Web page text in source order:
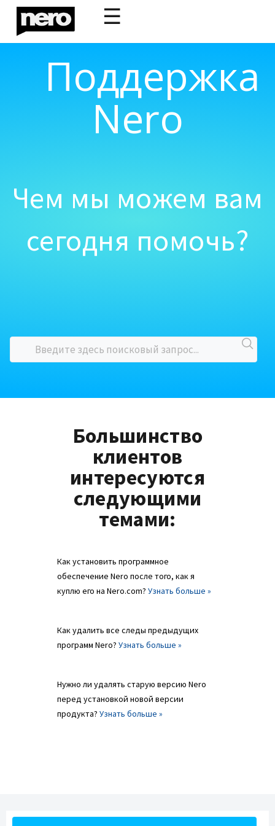
☰
Поддержка
Nero
Чем мы можем вам
сегодня помочь?
Большинство
клиентов
интересуются
следующими
темами:
Как установить программное
обеспечение Nero после того, как я
куплю его на Nero.com? Узнать больше »
Как удалить все следы предыдущих
программ Nero? Узнать больше »
Нужно ли удалять старую версию Nero
перед установкой новой версии
продукта? Узнать больше »